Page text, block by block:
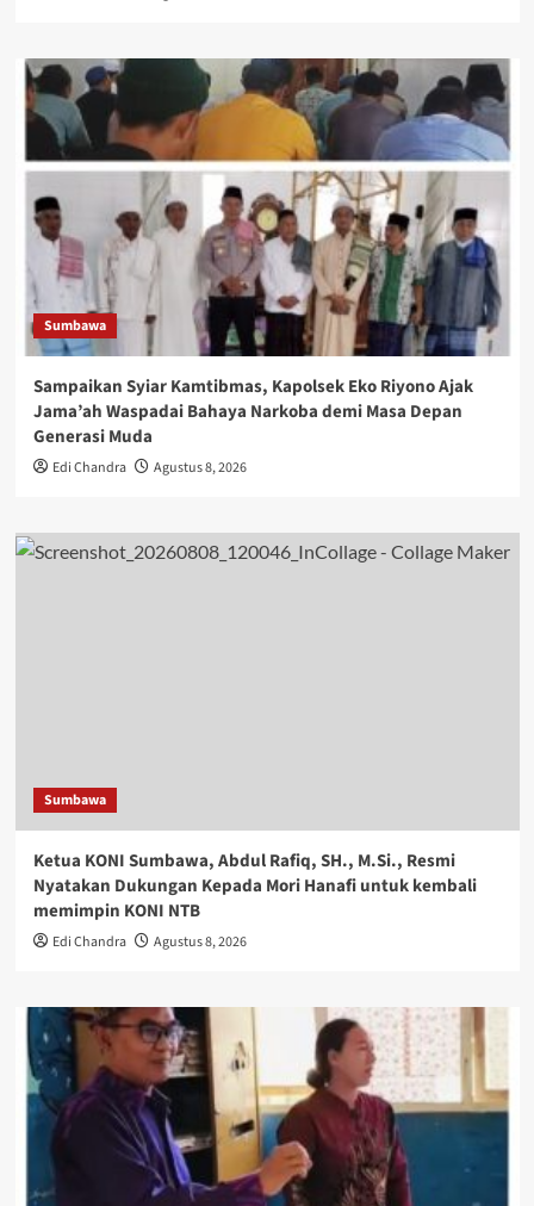
Sumbawa
Sampaikan Syiar Kamtibmas, Kapolsek Eko Riyono Ajak
Jama’ah Waspadai Bahaya Narkoba demi Masa Depan
Generasi Muda
Edi Chandra Agustus 8, 2026
Sumbawa
Ketua KONI Sumbawa, Abdul Rafiq, SH., M.Si., Resmi
Nyatakan Dukungan Kepada Mori Hanafi untuk kembali
memimpin KONI NTB
Edi Chandra Agustus 8, 2026